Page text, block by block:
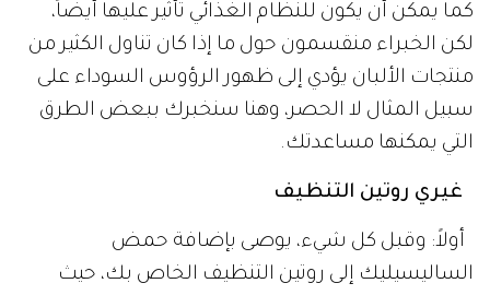
كما يمكن أن يكون للنظام الغذائي تأثير عليها أيضاً،
لكن الخبراء منقسمون حول ما إذا كان تناول الكثير من
منتجات الألبان يؤدي إلى ظهور الرؤوس السوداء على
سبيل المثال لا الحصر، وهنا سنخبرك ببعض الطرق
التي يمكنها مساعدتك.
غيري روتين التنظيف
أولاً: وقبل كل شيء، يوصى بإضافة حمض
الساليسيليك إلى روتين التنظيف الخاص بك، حيث